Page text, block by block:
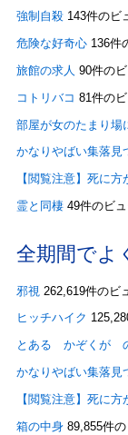
強制自殺 143件のビ
危険な好奇心 136件
旅館の求人 90件の
コトリバコ 81件の
部屋が女のたまり場
かなりやばい集落見
【閲覧注意】死に
霊と同棲 49件のビ
全期間でよ
邪視 262,619件のビ
ヒッチハイク
とある かぞくが
かなりやばい集落見
【閲覧注意】死に
箱の中身 89,855件